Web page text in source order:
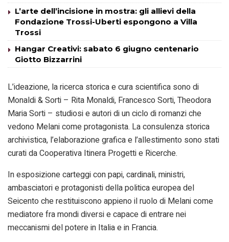
L’arte dell’incisione in mostra: gli allievi della
Fondazione Trossi-Uberti espongono a Villa
Trossi
Hangar Creativi: sabato 6 giugno centenario
Giotto Bizzarrini
L’ideazione, la ricerca storica e cura scientifica sono di
Monaldi & Sorti – Rita Monaldi, Francesco Sorti, Theodora
Maria Sorti – studiosi e autori di un ciclo di romanzi che
vedono Melani come protagonista. La consulenza storica
archivistica, l’elaborazione grafica e l’allestimento sono stati
curati da Cooperativa Itinera Progetti e Ricerche.
In esposizione carteggi con papi, cardinali, ministri,
ambasciatori e protagonisti della politica europea del
Seicento che restituiscono appieno il ruolo di Melani come
mediatore fra mondi diversi e capace di entrare nei
meccanismi del potere in Italia e in Francia.